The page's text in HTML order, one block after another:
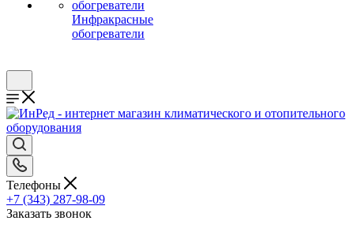
Инфракрасные
обогреватели
Телефоны
+7 (343) 287-98-09
Заказать звонок